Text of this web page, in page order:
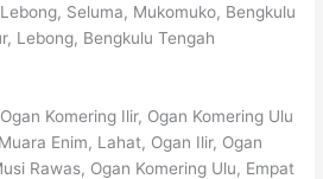
Seluma, Mukomuko, Bengkulu
Lebong, Bengkulu Tengah
Komering Ilir, Ogan Komering Ulu
Enim, Lahat, Ogan Ilir, Ogan
Rawas, Ogan Komering Ulu, Empat